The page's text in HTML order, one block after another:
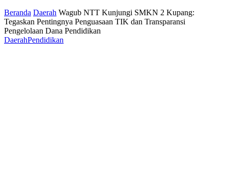
Beranda Daerah Wagub NTT Kunjungi SMKN 2 Kupang:
Tegaskan Pentingnya Penguasaan TIK dan Transparansi
Pengelolaan Dana Pendidikan
DaerahPendidikan